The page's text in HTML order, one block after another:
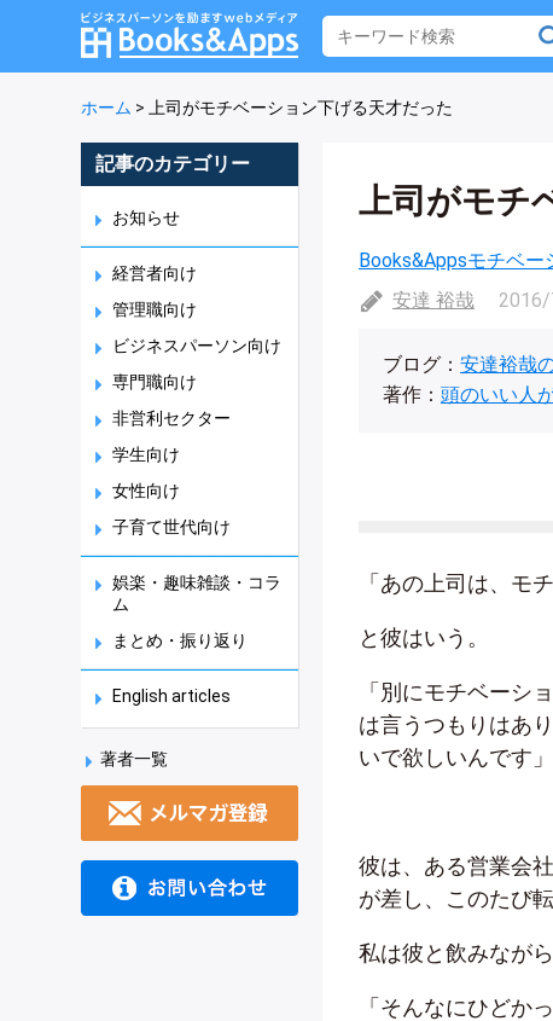
ホーム > 上司がモチベーション下げる天才だった
記事のカテゴリー
お知らせ
経営者向け
管理職向け
ビジネスパーソン向け
専門職向け
非営利セクター
学生向け
女性向け
子育て世代向け
娯楽・趣味雑談・コラ
ム
まとめ・振り返り
English articles
著者一覧
上司がモチ
Books&Appsモチベー
安達 裕哉
ブログ： 安達裕哉
著作： 頭のいい人
「あの上司は、モ
と彼はいう。
「別にモチベーシ
は言うつもりはあ
いで欲しいんです」
彼は、ある営業会
が差し、このたび
私は彼と飲みなが
「そんなにひどか